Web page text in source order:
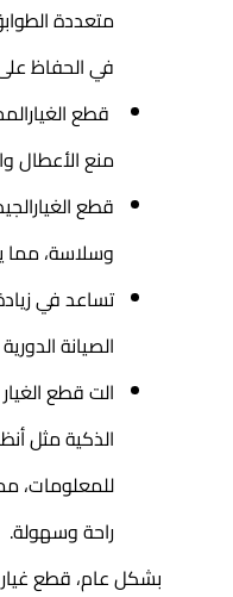
متعددة
في الحفاظ
قطع
منع الأعطال
قطع
وسلاسة، مما
تساعد في زيادة
الصيانة
الت قطع الغيار
الذكية مثل
للمعلومات،
راحة وسهولة.
بشكل عام، قطع غيار